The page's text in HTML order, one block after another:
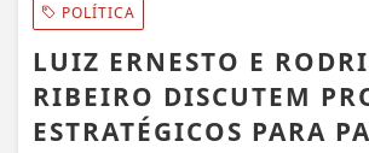
POLÍTICA
LUIZ ERNESTO E
RIBEIRO DISCUTEM
ESTRATÉGICOS PARA